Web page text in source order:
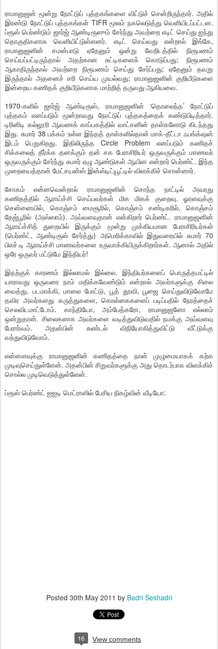
ராமானுஜன் மூன்று நோட்டுப் புத்தகங்களை விட்டுச் சென்றிருந்தார். அதில்
இரண்டு நோட்டுப் புத்தகங்கள் TIFR மூலம் நகலெடுத்து வெளியிடப்பட்டன.
ப்ரூஸ் பெர்ண்டும் ஜார்ஜ் ஆண்டிரூஸும் சேர்ந்து அவற்றை எடிட் செய்து ஐந்து
தொகுதிகளாக வெளியிட்டுள்ளனர். எடிட் செய்வது என்றால் இங்கே,
ராமானுஜனின் சமன்பாடு ஏதேனும் ஒன்று வேறிடத்தில் நிரூபணம்
செய்யப்பட்டிருந்தால் அதற்கான சுட்டிகளைக் கொடுப்பது; நிரூபணம்
ஆகாதிருந்தால் அவற்றை நிரூபணம் செய்து சேர்ப்பது; ஏதேனும் தவறு
இருந்தால் அதனைச் சரி செய்ய முயல்வது; ராமானுஜனின் குறியீடுகளை
இன்றைய கணிதக் குறியீடுகளாக மாற்றித் தருவது ஆகியவை.
1970-களில் ஜார்ஜ் ஆண்டிரூஸ், ராமானுஜனின் ‘தொலைந்த’ நோட்டுப்
புத்தகம் எனப்படும் மூன்றாவது நோட்டுப் புத்தகத்தைக் கண்டுபிடித்தார்.
டிரினிடி கல்லூரி ஆவணக் காப்பகத்தில் வாட்சனின் தாள்களோடு கிடந்தது
இது. சுமார் 38 பக்கம் உள்ள இந்தத் தாள்களில்தான் மாக்-தீட்டா ஃபங்க்‌ஷன்
இடம் பெறுகிறது. இதிலிருந்த Circle Problem எனப்படும் கணிதச்
சிக்கலைத் தீர்க்க தனக்கும் தன் சக பேராசிரியர் ஒருவருக்கும் மாணவர்
ஒருவருக்கும் சேர்ந்து சுமார் ஏழு ஆண்டுகள் ஆயின என்றார் பெர்ண்ட். இந்த
முறையைத்தான் மேட்சயன்ஸ் இன்ஸ்டிட்யூட்டில் விளக்கிச் சொன்னார்.
சோகம் என்னவென்றால் ராமானுஜனின் சொந்த நாட்டில் அவரது
கணிதத்தில் ஆராய்ச்சி செய்பவர்கள் மிக மிகக் குறைவு. ஓரளவுக்கு
சென்னையில், கொஞ்சம் மைசூரில், கொஞ்சம் சண்டிகரில், கொஞ்சம்
தேஜ்பூரில் (அஸ்ஸாம்). அவ்வளவுதான் என்கிறார் பெர்ண்ட். ராமானுஜனின்
ஆராய்ச்சித் துறையில் இருக்கும் மூன்று முக்கியமான பேராசிரியர்கள்
(பெர்ண்ட், ஆண்டிரூஸ் சேர்த்து) அமெரிக்காவில் இதுவரையில் சுமார் 70
பிஎச்.டி ஆராய்ச்சி மாணவர்களை உருவாக்கியிருக்கிறார்கள். ஆனால் அதில்
ஒரே ஒருவர் மட்டுமே இந்தியர்!
இதற்குக் காரணம் இல்லாமல் இல்லை. இந்தியர்களைப் பொருத்தமட்டில்
யாராவது ஒருவரை நாம் மதிக்கவேண்டும் என்றால் அவர்களுக்கு சிலை
வைத்து, படமாக்கி, மாலை போட்டு, பூத் தூவி, பூஜை செய்துவிடுவோமே
தவிர அவர்களது கருத்துகளை, கொள்கைகளைப் படிப்பதில் நேரத்தைச்
செலவிடமாட்டோம். காந்தியோ, அம்பேத்கரோ, ராமானுஜனோ எல்லாம்
ஒன்றுதான். சிலைகளாக அவர்களை வடித்துவிடுவதில் நமக்கு அவ்வளவு
பேரார்வம். அதன்பின் சுண்டல் விநியோகித்துவிட்டு வீட்டுக்கு
வந்துவிடுவோம்.
என்னளவுக்கு ராமானுஜனின் கணிதத்தை நான் முழுமையாகக் கற்க
முடிவுசெய்துள்ளேன். அதன்பின் சிறுவர்களுக்கு அது தொடர்பாக விளக்கிச்
சொல்ல முடிவெடுத்துள்ளேன்.
ப்ரூஸ் பெர்ண்ட் ஐஐடி மெட்ராஸில் பேசிய நிகழ்வின் வீடியோ:
Posted 30th May 2011 by Badri Seshadri
16 View comments